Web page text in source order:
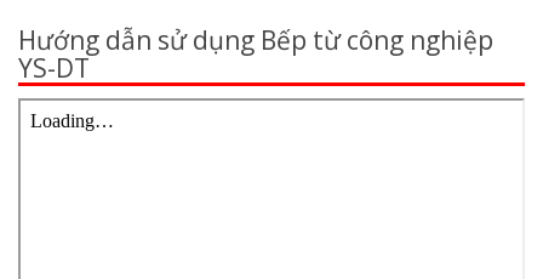
Hướng dẫn sử dụng Bếp từ công nghiệp
YS-DT